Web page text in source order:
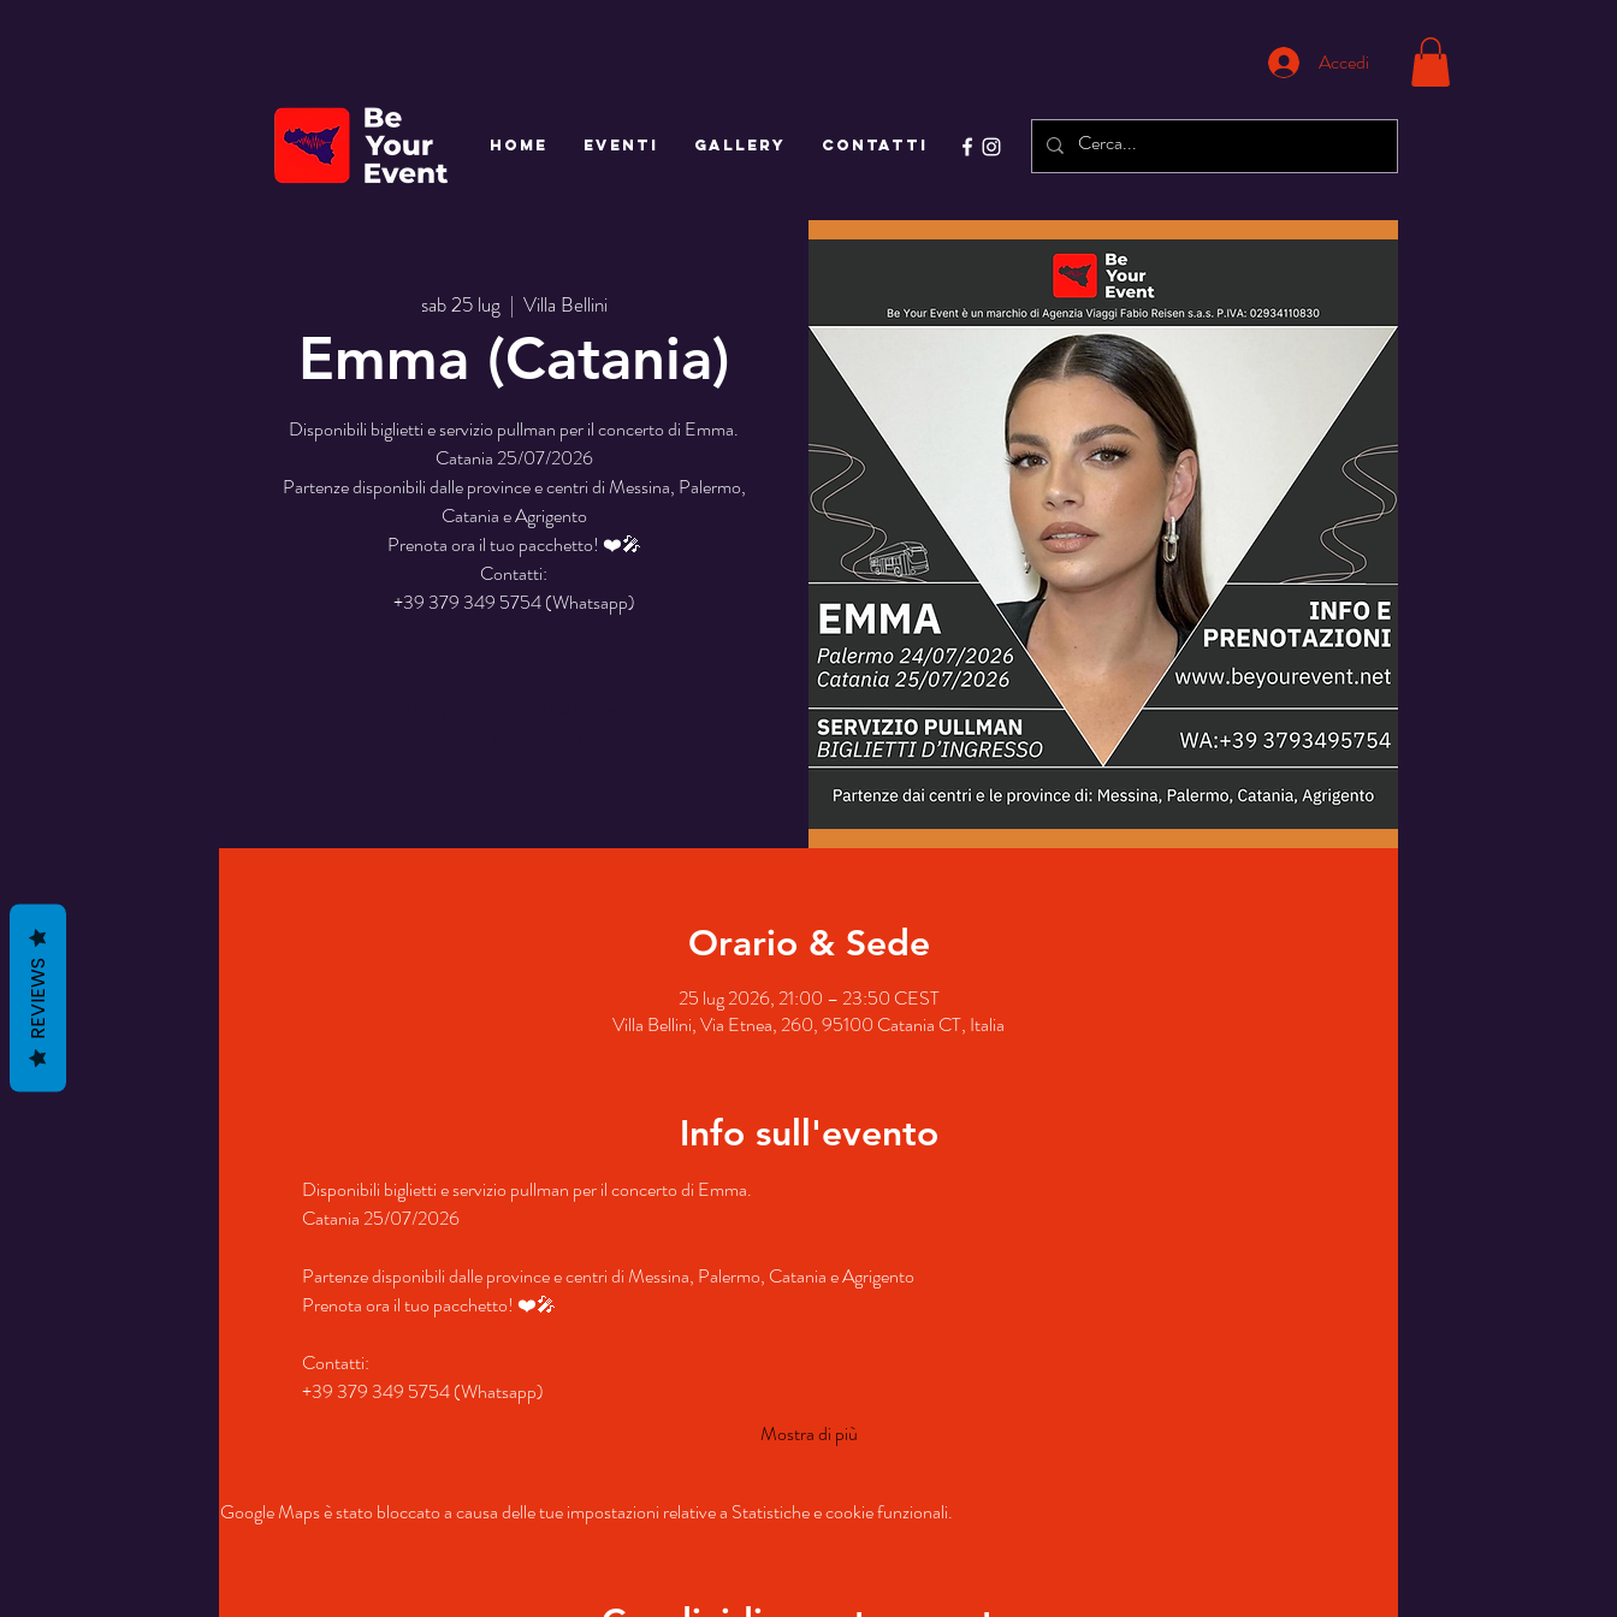
Accedi
sab 25 lug
  |
Villa Bellini
Emma (Catania)
Disponibili biglietti e servizio pullman per il concerto di Emma.
Catania 25/07/2026
Partenze disponibili dalle province e centri di Messina, Palermo,
Catania e Agrigento
Prenota ora il tuo pacchetto! ❤️🎤
Contatti:
+39 379 349 5754 (Whatsapp)
Orario & Sede
25 lug 2026, 21:00 – 23:50 CEST
Villa Bellini, Via Etnea, 260, 95100 Catania CT, Italia
Info sull'evento
Disponibili biglietti e servizio pullman per il concerto di Emma.
Catania 25/07/2026
Partenze disponibili dalle province e centri di Messina, Palermo, Catania e Agrigento
Prenota ora il tuo pacchetto! ❤️🎤
Contatti:
+39 379 349 5754 (Whatsapp)
Mostra di più
Google Maps è stato bloccato a causa delle tue impostazioni relative a Statistiche e cookie funzionali.
HOME EVENTI GALLERY CONTATTI
REVIEWS